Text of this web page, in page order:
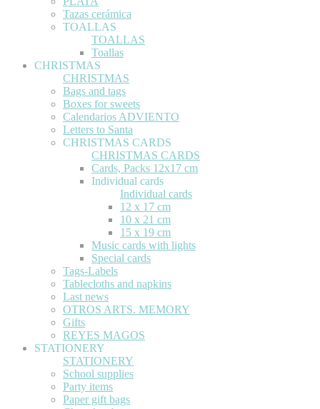
Tazas cerámica
TOALLAS
TOALLAS
Toallas
CHRISTMAS
CHRISTMAS
Bags and tags
Boxes for sweets
Calendarios ADVIENTO
Letters to Santa
CHRISTMAS CARDS
CHRISTMAS CARDS
Cards, Packs 12x17 cm
Individual cards
Individual cards
12 x 17 cm
10 x 21 cm
15 x 19 cm
Music cards with lights
Special cards
Tags-Labels
Tablecloths and napkins
Last news
OTROS ARTS. MEMORY
Gifts
REYES MAGOS
STATIONERY
STATIONERY
School supplies
Party items
Paper gift bags